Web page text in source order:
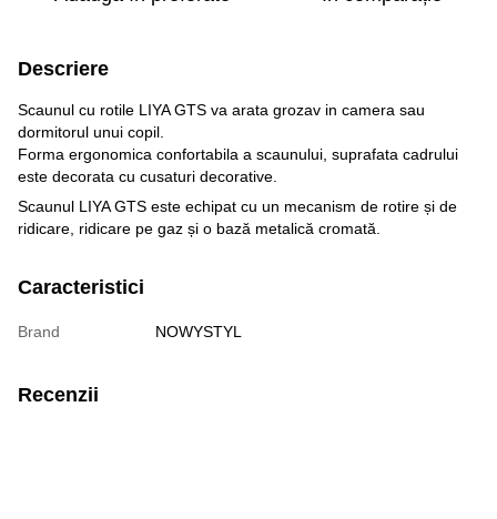
Descriere
Scaunul cu rotile LIYA GTS va arata grozav in camera sau
dormitorul unui copil.
Forma ergonomica confortabila a scaunului, suprafata cadrului
este decorata cu cusaturi decorative.
Scaunul LIYA GTS este echipat cu un mecanism de rotire și de
ridicare, ridicare pe gaz și o bază metalică cromată.
Caracteristici
Brand NOWYSTYL
Recenzii